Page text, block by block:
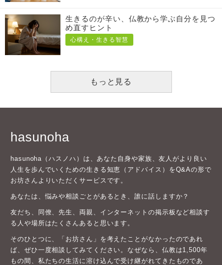
生きるのが辛い、仏教から学ぶ自分を見つ
め直すヒント
心構え・生きる智慧
もっと見る
hasunoha
hasunoha（ハスノハ）は、あなた自身や家族、友人がより良い
人生を歩んでいくための生きる知恵（アドバイス）をQ&Aの形で
お坊さんよりいただくサービスです。
あなたは、悩みや相談ごとがあるとき、誰に話しますか？
友だち、同僚、先生、両親、インターネットの掲示板など相談す
る人や場所はたくさんあると思います。
そのひとつに、「お坊さん」を考えたことがなかったのであれ
ば、ぜひ一度相談してみてください。なぜなら、仏教は1,500年
もの間、私たちの生活に溶け込んで受け継がれてきたものであ